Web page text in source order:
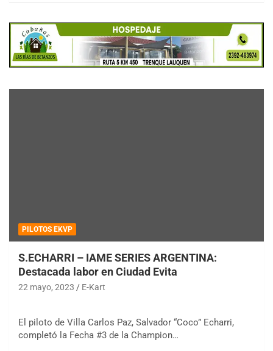
PILOTOS EKVP
S.ECHARRI – IAME SERIES ARGENTINA:
Destacada labor en Ciudad Evita
22 mayo, 2023 E-Kart
El piloto de Villa Carlos Paz, Salvador “Coco” Echarri,
completó la Fecha #3 de la Champion…